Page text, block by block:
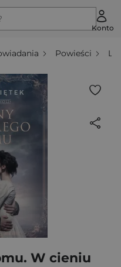
Konto
Powieści
W cieniu